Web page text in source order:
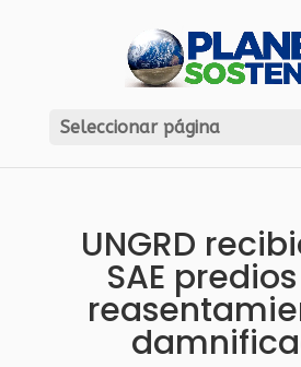
Seleccionar página
UNGRD
SAE